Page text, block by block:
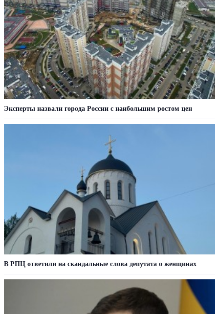
Эксперты назвали города России с наибольшим ростом цен
В РПЦ ответили на скандальные слова депутата о женщинах